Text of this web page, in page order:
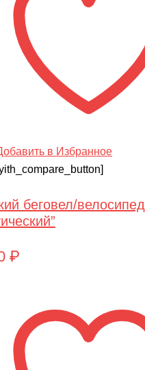
в Избранное
беговел/велосипед
₽